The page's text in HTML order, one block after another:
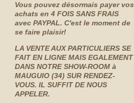
Vous pouvez désormais payer vos
achats en 4 FOIS SANS FRAIS
avec PAYPAL. C'est le moment de
se faire plaisir!
LA VENTE AUX PARTICULIERS SE
FAIT EN LIGNE MAIS EGALEMENT
DANS NOTRE SHOW-ROOM à
MAUGUIO (34) SUR RENDEZ-
VOUS. IL SUFFIT DE NOUS
APPELER.